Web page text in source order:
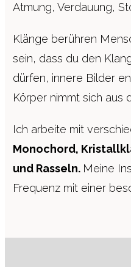
Atmung, Verdauung,
Klänge berühren
sein, dass du den
dürfen, innere Bilder
Körper nimmt sich aus
Ich arbeite mit
Monochord,
und Rasseln. Meine
Frequenz mit einer